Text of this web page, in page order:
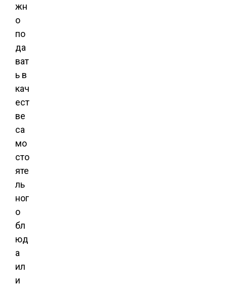
жн
о
по
да
ват
ь в
кач
ест
ве
са
мо
сто
яте
ль
ног
о
бл
юд
а
ил
и